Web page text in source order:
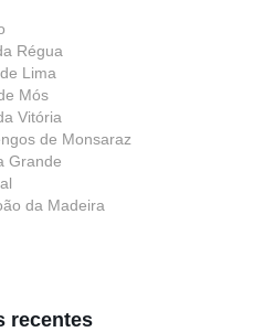
Régua
Lima
Mós
Vitória
de Monsaraz
Grande
da Madeira
recentes